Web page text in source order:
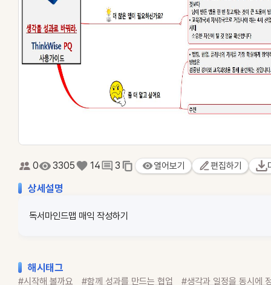
0 3305 14 3 열어보기 편집하기
상세설명
독서마인드맵 매익 작성하기
해시태그
#시작해 볼까요 #함께 성과를 만드는 협업
#생각과 일정을 동시에